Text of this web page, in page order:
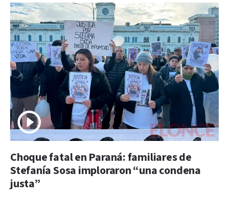
Choque fatal en Paraná: familiares de
Stefanía Sosa imploraron “una condena
justa”